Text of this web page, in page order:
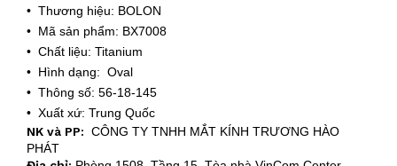
• Thương hiệu: BOLON
• Mã sản phẩm: BX7008
• Chất liệu: Titanium
• Hình dạng: Oval
• Thông số: 56-18-145
• Xuất xứ: Trung Quốc
NK và PP: CÔNG TY TNHH MẮT KÍNH TRƯƠNG HÀO
PHÁT